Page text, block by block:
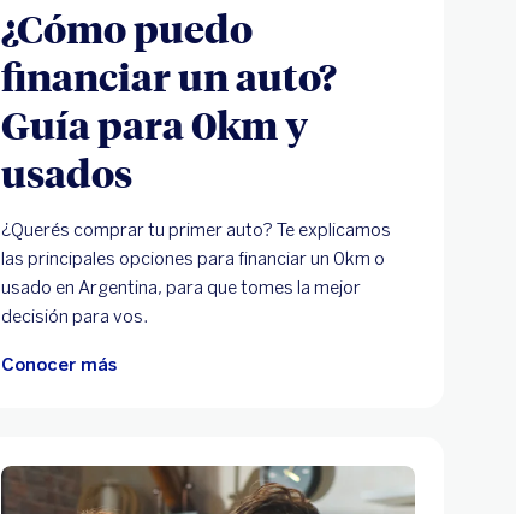
¿Cómo puedo
financiar un auto?
Guía para 0km y
usados
¿Querés comprar tu primer auto? Te explicamos
las principales opciones para financiar un 0km o
usado en Argentina, para que tomes la mejor
decisión para vos.
Conocer más